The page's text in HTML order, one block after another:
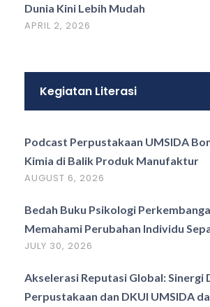
Dunia Kini Lebih Mudah
APRIL 2, 2026
Kegiatan Literasi
Podcast Perpustakaan UMSIDA
Kimia di Balik Produk Manufaktur
AUGUST 6, 2026
Bedah Buku Psikologi
Memahami Perubahan Individu
JULY 30, 2026
Akselerasi Reputasi Global:
Perpustakaan dan DKUI UMSIDA